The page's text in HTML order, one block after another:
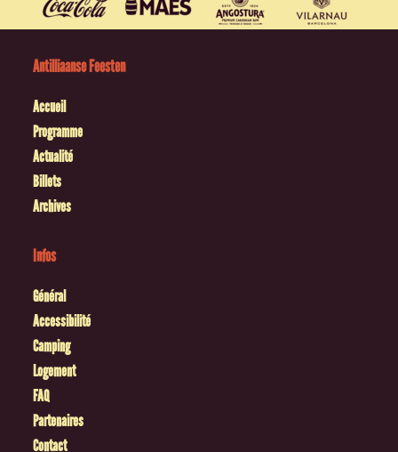
Antilliaanse Feesten
Accueil
Programme
Actualité
Billets
Archives
Infos
Général
Accessibilité
Camping
Logement
FAQ
Partenaires
Contact